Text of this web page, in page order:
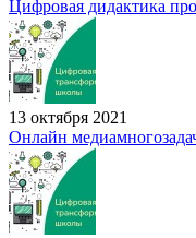
Цифровая дидактика
13 октября 2021
Онлайн